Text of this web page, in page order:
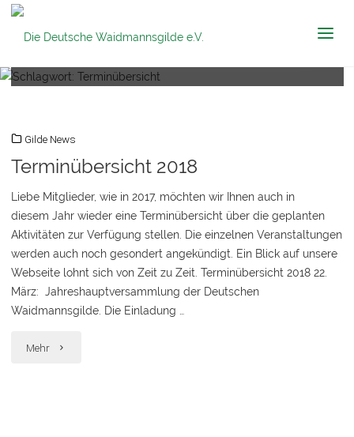
Gilde News
Terminübersicht 2018
Liebe Mitglieder, wie in 2017, möchten wir Ihnen auch in
diesem Jahr wieder eine Terminübersicht über die geplanten
Aktivitäten zur Verfügung stellen. Die einzelnen Veranstaltungen
werden auch noch gesondert angekündigt. Ein Blick auf unsere
Webseite lohnt sich von Zeit zu Zeit. Terminübersicht 2018 22.
März: Jahreshauptversammlung der Deutschen
Waidmannsgilde. Die Einladung …
Mehr "Terminübersicht